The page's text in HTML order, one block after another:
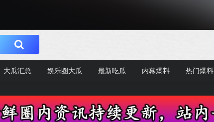
大瓜汇总 娱乐圈大瓜 最新吃瓜 内幕爆料 热门爆料